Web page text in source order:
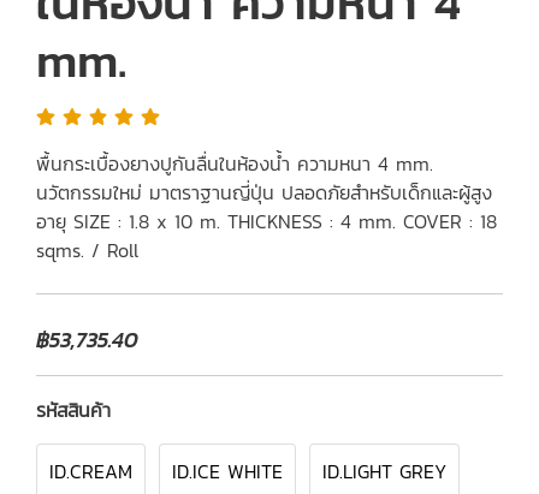
mm.
พื้นกระเบื้องยางปูกันลื่นในห้องน้ำ ความหนา 4 mm.
นวัตกรรมใหม่ มาตราฐานญี่ปุ่น ปลอดภัยสำหรับเด็กและผู้สูง
อายุ SIZE : 1.8 x 10 m. THICKNESS : 4 mm. COVER : 18
sqms. / Roll
฿53,735.40
รหัสสินค้า
ID.CREAM ID.ICE WHITE ID.LIGHT GREY